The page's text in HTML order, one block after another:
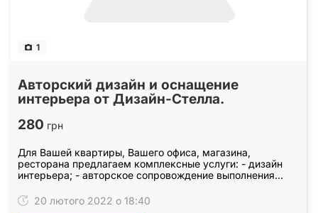
1
Авторский дизайн и оснащение
интерьера от Дизайн-Стелла.
280 грн
Для Вашей квартиры, Вашего офиса, магазина,
ресторана предлагаем комплексные услуги: - дизайн
интерьера; - авторское сопровождение выполнения
оснащение…
20 лютого 2022 о 18:40